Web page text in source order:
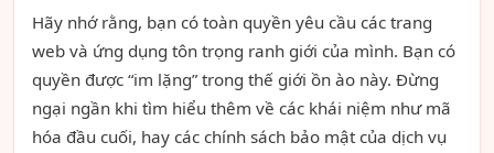
Hãy nhớ rằng, bạn có toàn quyền yêu cầu các trang
web và ứng dụng tôn trọng ranh giới của mình. Bạn có
quyền được “im lặng” trong thế giới ồn ào này. Đừng
ngại ngần khi tìm hiểu thêm về các khái niệm như mã
hóa đầu cuối, hay các chính sách bảo mật của dịch vụ